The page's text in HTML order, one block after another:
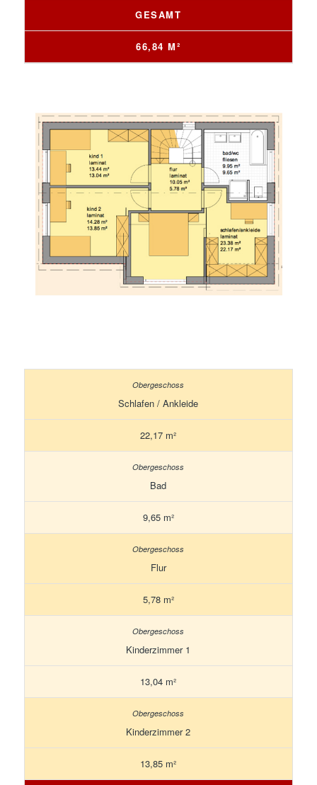
GESAMT
66,84 M²
Schlafen / Ankleide
22,17 m²
Bad
9,65 m²
Flur
5,78 m²
Kinderzimmer 1
13,04 m²
Kinderzimmer 2
13,85 m²